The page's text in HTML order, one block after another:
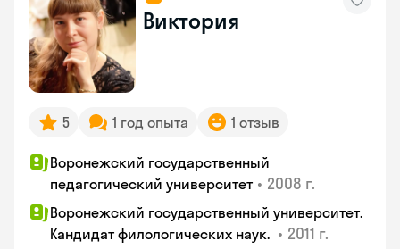
Виктория
5 1 год опыта 1 отзыв
Воронежский государственный
педагогический университет • 2008 г.
Воронежский государственный университет.
Кандидат филологических наук. • 2011 г.